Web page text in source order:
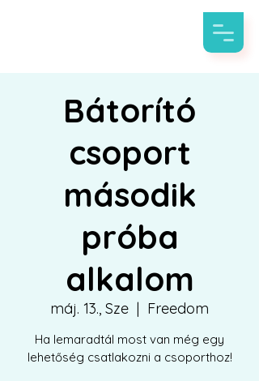
Bátorító
csoport
második
próba
alkalom
máj. 13., Sze
  |
Freedom
Ha lemaradtál most van még egy
lehetőség csatlakozni a csoporthoz!